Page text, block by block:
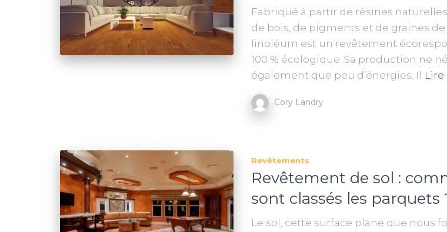
Fabriqué à partir de résines
de bois, de pigments et de graines de
linoléum est un revêtement
100 % écologique. Sa production ne
également que peu d’énergies. Il
Lire
Cory Landry
Revêtements
Revêtement de sol :
sont classés les parquets
Le sol, cette surface plane que nous